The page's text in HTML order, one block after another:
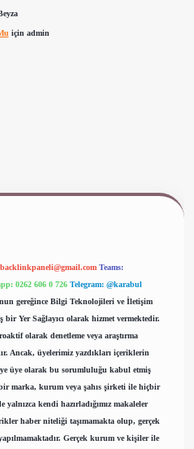
için admin
backlinkpaneli@gmail.com Teams:
0262 606 0 726 Telegram: @karabul
gereğince Bilgi Teknolojileri ve İletişim
Yer Sağlayıcı olarak hizmet vermektedir.
olarak denetleme veya araştırma
Ancak, üyelerimiz yazdıkları içeriklerin
üye olarak bu sorumluluğu kabul etmiş
marka, kurum veya şahıs şirketi ile hiçbir
yalnızca kendi hazırladığımız makaleler
haber niteliği taşımamakta olup, gerçek
Gerçek kurum ve kişiler ile